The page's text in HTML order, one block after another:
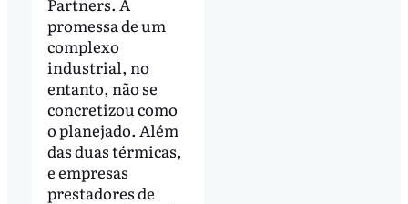
promessa de um
complexo
industrial, no
entanto, não se
concretizou como
o planejado. Além
das duas térmicas,
e empresas
prestadores de